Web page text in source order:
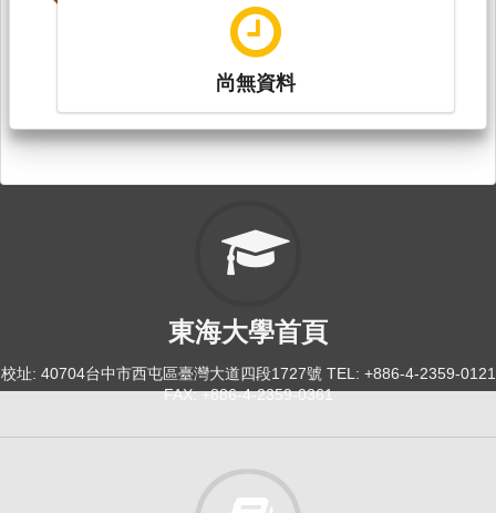
尚無資料
東海大學首頁
校址: 40704台中市西屯區臺灣大道四段1727號 TEL: +886-4-2359-0121
FAX: +886-4-2359-0361